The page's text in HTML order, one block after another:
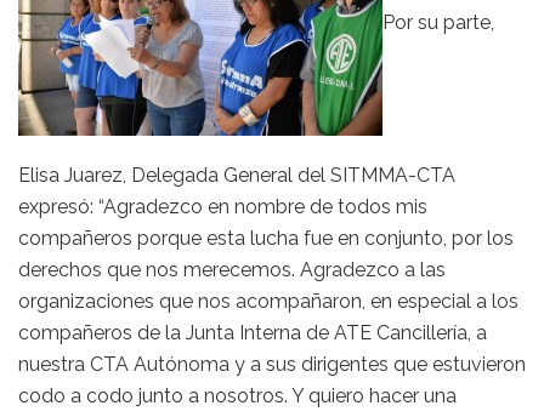
Por su parte,
Elisa Juarez, Delegada General del SITMMA-CTA
expresó: “Agradezco en nombre de todos mis
compañeros porque esta lucha fue en conjunto, por los
derechos que nos merecemos. Agradezco a las
organizaciones que nos acompañaron, en especial a los
compañeros de la Junta Interna de ATE Cancillería, a
nuestra CTA Autónoma y a sus dirigentes que estuvieron
codo a codo junto a nosotros. Y quiero hacer una